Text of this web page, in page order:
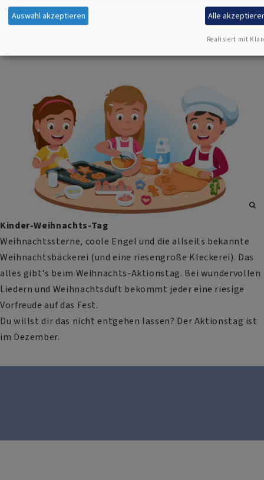
Geschichte, die durch ein kleines Theaterstück der
Jugendleiter lebendig wird und mit der sich durch Spiele und
Kinder-Weihnachts-Tag
Weihnachtssterne, coole Engel und die allseits bekannte
Weihnachtsbäckerei (und eine riesengroße Kleckerei). Das
alles gibt's beim Weihnachts-Aktionstag. Bei wundervollen
Liedern und Weihnachtsduft bekommt jeder eine riesige
Vorfreude auf das Fest.
Du willst dir das nicht entgehen lassen? Der Aktionstag ist
im Dezember.
Auswahl akzeptieren Alle
Realisiert mit